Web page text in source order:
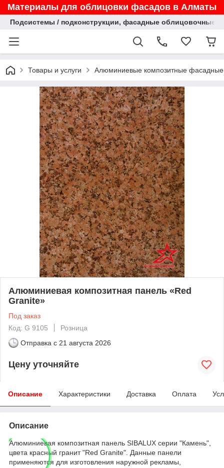
Материалы для облицовки фасадов в Алматы
Подсистемы / подконструкции, фасадные облицовочные
Товары и услуги Алюминиевые композитные
Алюминиевая композитная панель «Red
Granite»
Под заказ
Код: G 9105
Розница
Отправка с 21 августа 2026
Цену уточняйте
Описание Характеристики Доставка Оплата
Описание
Алюминиевая композитная панель SIBALUX серии "Камень",
цвета красный гранит "Red Granite". Данные панели
применяются для изготовления наружной рекламы,